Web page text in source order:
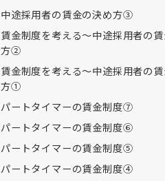
中途採用者の賃金の決め方③
賃金制度を考える～中途採用者の
方②
賃金制度を考える～中途採用者の
方①
パートタイマーの賃金制度⑦
パートタイマーの賃金制度⑥
パートタイマーの賃金制度⑤
パートタイマーの賃金制度④